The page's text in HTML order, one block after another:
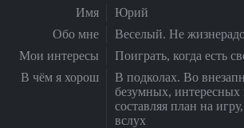
Имя
Юрий
Обо мне
Веселый. Не
Мои интересы
Поиграть, когда есть
В чём я хорош
В подколах. Во
безумных, интересных
составляя план на
вслух